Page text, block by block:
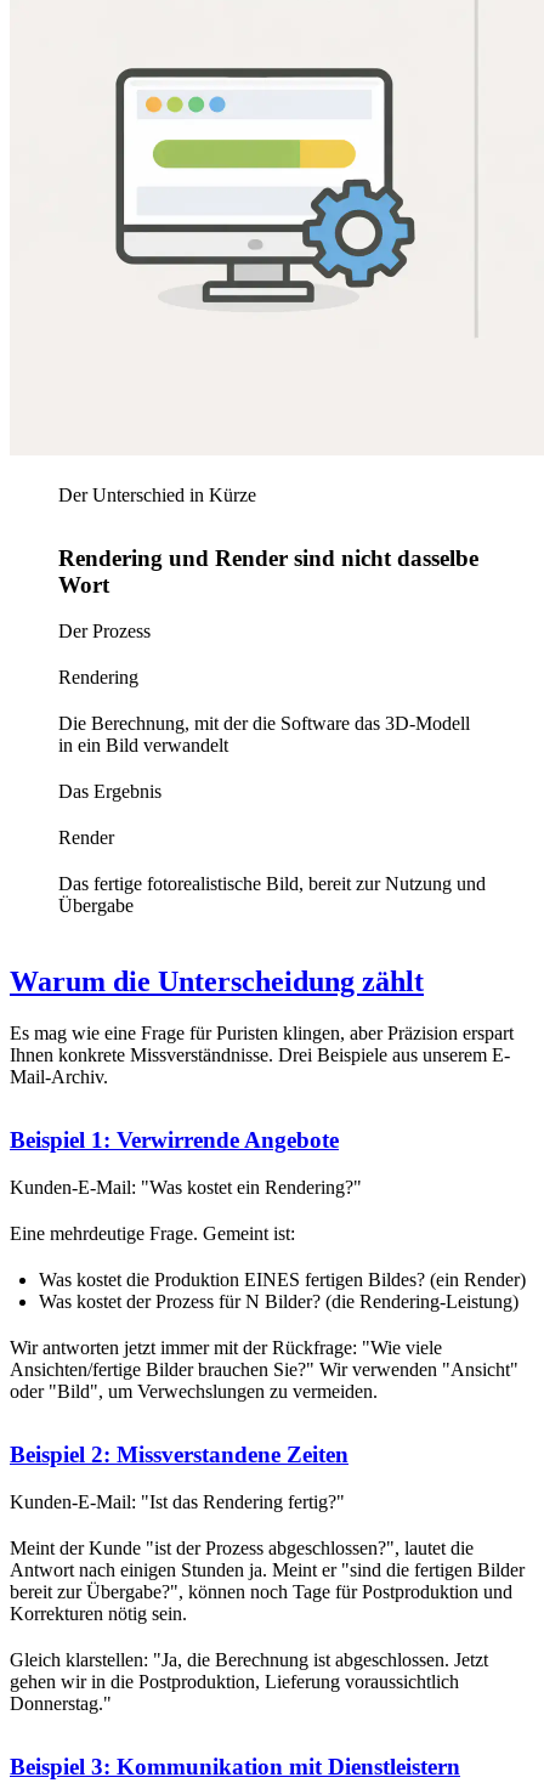
Der Unterschied in Kürze
Rendering und Render sind nicht dasselbe
Wort
Der Prozess
Rendering
Die Berechnung, mit der die Software das 3D-Modell
in ein Bild verwandelt
Das Ergebnis
Render
Das fertige fotorealistische Bild, bereit zur Nutzung und
Übergabe
Warum die Unterscheidung zählt
Es mag wie eine Frage für Puristen klingen, aber Präzision erspart
Ihnen konkrete Missverständnisse. Drei Beispiele aus unserem E-
Mail-Archiv.
Beispiel 1: Verwirrende Angebote
Kunden-E-Mail: "Was kostet ein Rendering?"
Eine mehrdeutige Frage. Gemeint ist:
Was kostet die Produktion EINES fertigen Bildes? (ein Render)
Was kostet der Prozess für N Bilder? (die Rendering-Leistung)
Wir antworten jetzt immer mit der Rückfrage: "Wie viele
Ansichten/fertige Bilder brauchen Sie?" Wir verwenden "Ansicht"
oder "Bild", um Verwechslungen zu vermeiden.
Beispiel 2: Missverstandene Zeiten
Kunden-E-Mail: "Ist das Rendering fertig?"
Meint der Kunde "ist der Prozess abgeschlossen?", lautet die
Antwort nach einigen Stunden ja. Meint er "sind die fertigen Bilder
bereit zur Übergabe?", können noch Tage für Postproduktion und
Korrekturen nötig sein.
Gleich klarstellen: "Ja, die Berechnung ist abgeschlossen. Jetzt
gehen wir in die Postproduktion, Lieferung voraussichtlich
Donnerstag."
Beispiel 3: Kommunikation mit Dienstleistern